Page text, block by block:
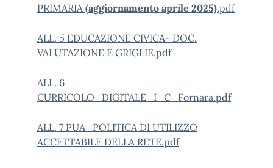
PRIMARIA(aggiornamento aprile 2025).pdf
ALL. 5 EDUCAZIONE CIVICA- DOC.
VALUTAZIONE E GRIGLIE.pdf
ALL. 6
CURRICOLO_DIGITALE_I_C_Fornara.pdf
ALL. 7 PUA_POLITICA DI UTILIZZO
ACCETTABILE DELLA RETE.pdf